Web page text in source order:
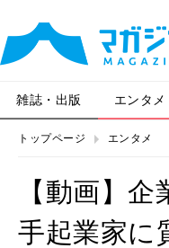
雑誌・出版 エンタメ
トップページ エンタメ
【動画】
手起業家に